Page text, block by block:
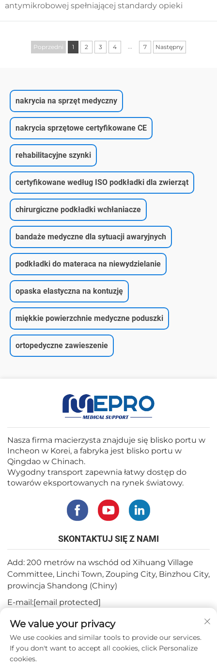
antymikrobowej spełniającej standardy opieki
Poprzedni 1 2 3 4 7 Następny
nakrycia na sprzęt medyczny
nakrycia sprzętowe certyfikowane CE
rehabilitacyjne szynki
certyfikowane według ISO podkładki dla zwierząt
chirurgiczne podkładki wchłaniacze
bandaże medyczne dla sytuacji awaryjnych
podkładki do materaca na niewydzielanie
opaska elastyczna na kontuzję
miękkie powierzchnie medyczne poduszki
ortopedyczne zawieszenie
Nasza firma macierzysta znajduje się blisko portu w
Incheon w Korei, a fabryka jest blisko portu w
Qingdao w Chinach.
Wygodny transport zapewnia łatwy dostęp do
towarów eksportowanych na rynek światowy.
SKONTAKTUJ SIĘ Z NAMI
Add: 200 metrów na wschód od Xihuang Village
Committee, Linchi Town, Zouping City, Binzhou City,
prowincja Shandong (Chiny)
E-mail:[email protected]
Tel.: +82-3180427370
Telefon:+86-15564344404
WhatsApp: +82-1022396668
We value your privacy
We use cookies and similar tools to provide our services.
If you don't want to accept all cookies, click Personalize
cookies.